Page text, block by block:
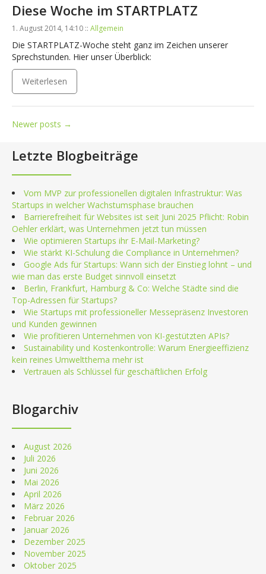
Diese Woche im STARTPLATZ
1. August 2014, 14:10 :: Allgemein
Die STARTPLATZ-Woche steht ganz im Zeichen unserer
Sprechstunden. Hier unser Überblick:
Weiterlesen
Posts
Newer posts →
Letzte Blogbeiträge
Vom MVP zur professionellen digitalen Infrastruktur: Was
Startups in welcher Wachstumsphase brauchen
Barrierefreiheit für Websites ist seit Juni 2025 Pflicht: Robin
Oehler erklärt, was Unternehmen jetzt tun müssen
Wie optimieren Startups ihr E-Mail-Marketing?
Wie stärkt KI-Schulung die Compliance in Unternehmen?
Google Ads für Startups: Wann sich der Einstieg lohnt – und
wie man das erste Budget sinnvoll einsetzt
Berlin, Frankfurt, Hamburg & Co: Welche Städte sind die
Top-Adressen für Startups?
Wie Startups mit professioneller Messepräsenz Investoren
und Kunden gewinnen
Wie profitieren Unternehmen von KI-gestützten APIs?
Sustainability und Kostenkontrolle: Warum Energieeffizienz
kein reines Umweltthema mehr ist
Vertrauen als Schlüssel für geschäftlichen Erfolg
Blogarchiv
August 2026
Juli 2026
Juni 2026
Mai 2026
April 2026
März 2026
Februar 2026
Januar 2026
Dezember 2025
November 2025
Oktober 2025